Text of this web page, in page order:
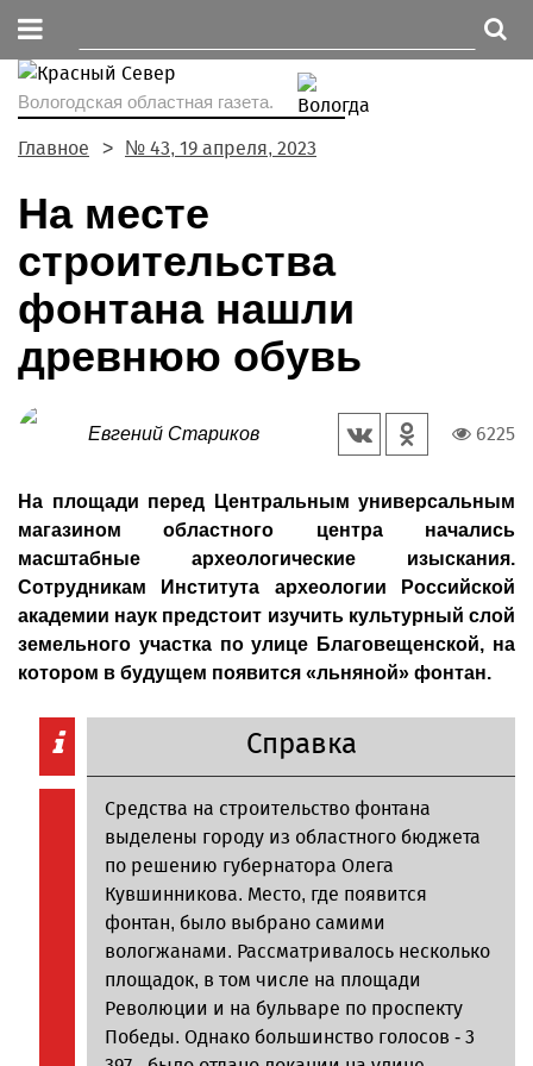
Вологодская областная газета.
Главное № 43, 19 апреля, 2023
На месте
строительства
фонтана нашли
древнюю обувь
Евгений Стариков 6225
На площади перед Центральным универсальным
магазином областного центра начались
масштабные археологические изыскания.
Сотрудникам Института археологии Российской
академии наук предстоит изучить культурный слой
земельного участка по улице Благовещенской, на
котором в будущем появится «льняной» фонтан.
Справка
Средства на строительство фонтана
выделены городу из областного бюджета
по решению губернатора Олега
Кувшинникова. Место, где появится
фонтан, было выбрано самими
вологжанами. Рассматривалось несколько
площадок, в том числе на площади
Революции и на бульваре по проспекту
Победы. Однако большинство голосов - 3